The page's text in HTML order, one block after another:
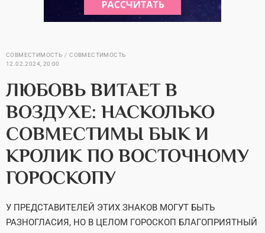
СОВМЕСТИМОСТЬ
СОВМЕСТИМОСТЬ
12.02.2024, 20:00
ЛЮБОВЬ ВИТАЕТ В
ВОЗДУХЕ: НАСКОЛЬКО
СОВМЕСТИМЫ БЫК И
КРОЛИК ПО ВОСТОЧНОМУ
ГОРОСКОПУ
У ПРЕДСТАВИТЕЛЕЙ ЭТИХ ЗНАКОВ МОГУТ БЫТЬ
РАЗНОГЛАСИЯ, НО В ЦЕЛОМ ГОРОСКОП БЛАГОПРИЯТНЫЙ